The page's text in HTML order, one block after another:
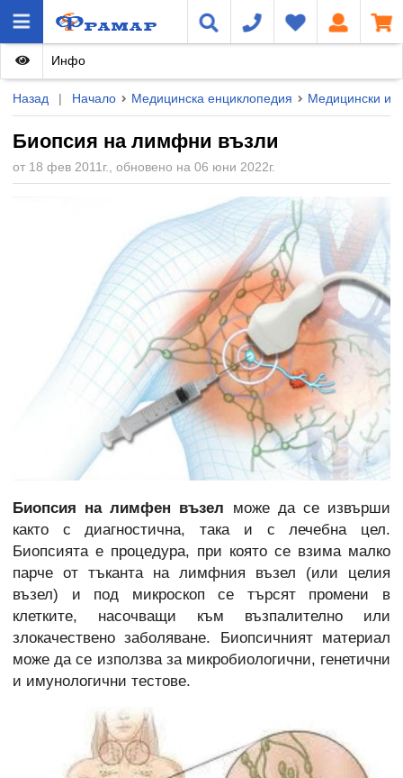
Назад | Начало Медицинска енциклопедия Медицински
Биопсия на лимфни възли
от 18 фев 2011г., обновено на 06 юни 2022г.
Инфо
Биопсия на лимфен възел може да се извърши
както с диагностична, така и с лечебна цел.
Биопсията е процедура, при която се взима малко
парче от тъканта на лимфния възел (или целия
възел) и под микроскоп се търсят промени в
клетките, насочващи към възпалително или
злокачествено заболяване. Биопсичният материал
може да се използва за микробиологични, генетични
и имунологични тестове.